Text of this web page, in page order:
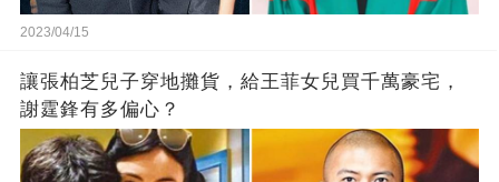
2023/04/15
讓張柏芝兒子穿地攤貨，給王菲女兒買千萬豪宅，
謝霆鋒有多偏心？